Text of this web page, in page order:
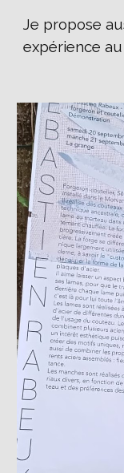
Je propose
expérience